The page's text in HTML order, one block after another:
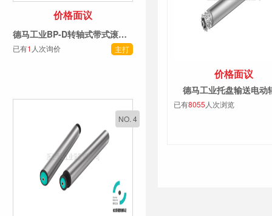
价格面议
德马工业BP-D转轴式带式滚筒系列
已有1 人次询价 主打
NO. 4
价格面议
德马工业托盘输送电动
已有8055 人次浏览